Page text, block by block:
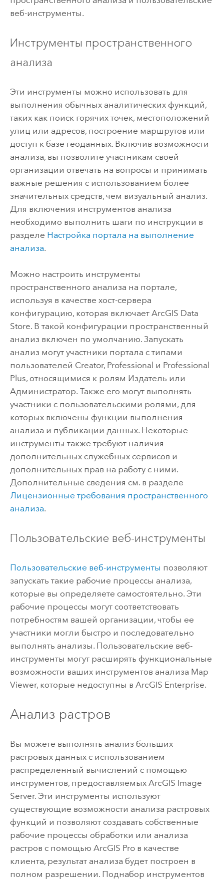
веб-инструменты.
Инструменты пространственного
анализа
Эти инструменты можно использовать для
выполнения обычных аналитических функций,
таких как поиск горячих точек, местоположений
улиц или адресов, построение маршрутов или
доступ к базе геоданных. Включив возможности
анализа, вы позволите участникам своей
организации отвечать на вопросы и принимать
важные решения с использованием более
значительных средств, чем визуальный анализ.
Для включения инструментов анализа
необходимо выполнить шаги по инструкции в
разделе Настройка портала на выполнение
анализа.
Можно настроить инструменты
пространственного анализа на портале,
используя в качестве хост-сервера
конфигурацию, которая включает ArcGIS Data
Store. В такой конфигурации пространственный
анализ включен по умолчанию. Запускать
анализ могут участники портала с типами
пользователей Creator, Professional и Professional
Plus, относящимися к ролям Издатель или
Администратор. Также его могут выполнять
участники с пользовательскими ролями, для
которых включены функции выполнения
анализа и публикации данных. Некоторые
инструменты также требуют наличия
дополнительных служебных сервисов и
дополнительных прав на работу с ними.
Дополнительные сведения см. в разделе
Лицензионные требования пространственного
анализа.
Пользовательские веб-инструменты
Пользовательские веб-инструменты позволяют
запускать такие рабочие процессы анализа,
которые вы определяете самостоятельно. Эти
рабочие процессы могут соответствовать
потребностям вашей организации, чтобы ее
участники могли быстро и последовательно
выполнять анализы. Пользовательские веб-
инструменты могут расширять функциональные
возможности ваших инструментов анализа Map
Viewer, которые недоступны в ArcGIS Enterprise.
Анализ растров
Вы можете выполнять анализ больших
растровых данных с использованием
распределенный вычислений с помощью
инструментов, предоставляемых ArcGIS Image
Server. Эти инструменты используют
существующие возможности анализа растровых
функций и позволяют создавать собственные
рабочие процессы обработки или анализа
растров с помощью ArcGIS Proв качестве
клиента, результат анализа будет построен в
полном разрешении. Поднабор инструментов